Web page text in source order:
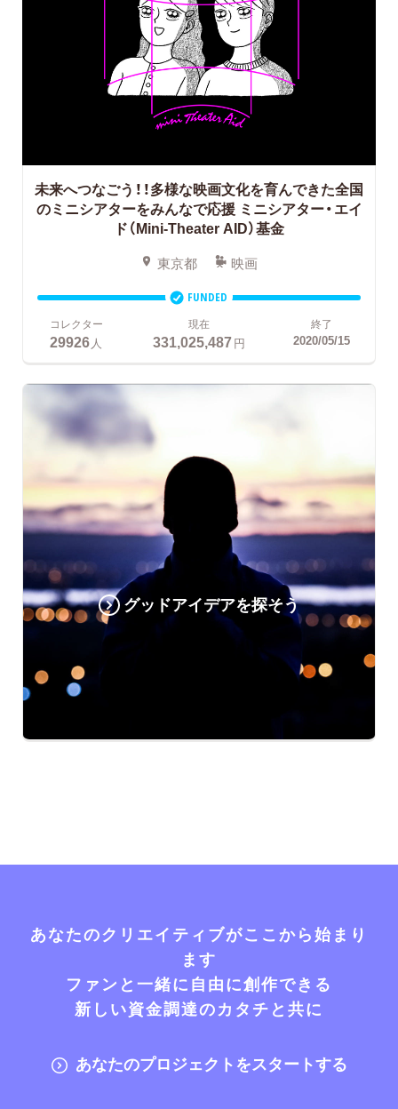
未来へつなごう！！多様な映画文化を育んできた全国
のミニシアターをみんなで応援ミニシアター・エイ
ド（Mini-Theater AID）基金
東京都 映画
FUNDED
コレクター
29926 人
現在
331,025,487円
終了
2020/05/15
グッドアイデアを探そう
あなたのクリエイティブがここから始まり
ます
ファンと一緒に自由に創作できる
新しい資金調達のカタチと共に
あなたのプロジェクトをスタートする